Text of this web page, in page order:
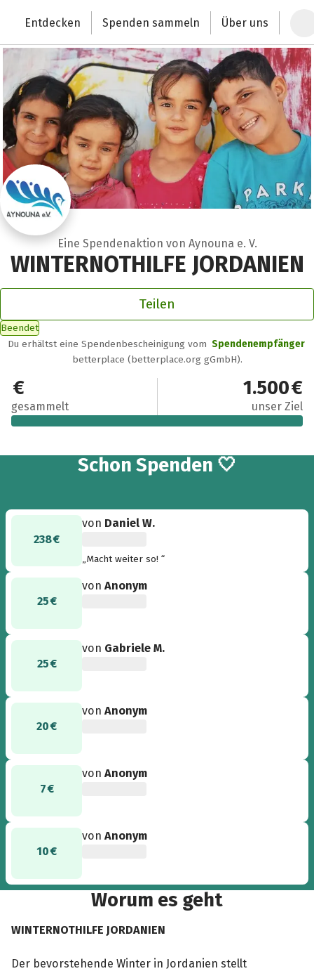
Deutschlands größte Spendenplattform
Entdecken Spenden sammeln Über uns
Eine Spendenaktion von Aynouna e. V.
WINTERNOTHILFE JORDANIEN
Teilen
Beendet
Du erhältst eine Spendenbescheinigung vom Spendenempfänger
betterplace (betterplace.org gGmbH).
1.500 €
gesammelt
1.500 €
unser Ziel
Schon 33
Spenden 🤍
238 €
von Daniel W.
„Macht weiter so! “
25 €
vonAnonym
25 €
von Gabriele M.
20 €
vonAnonym
7 €
vonAnonym
10 €
vonAnonym
Worum es geht
WINTERNOTHILFE JORDANIEN
Der bevorstehende Winter in Jordanien stellt